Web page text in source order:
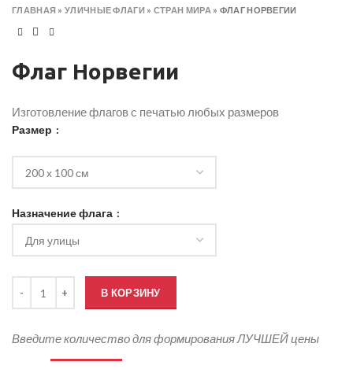
ГЛАВНАЯ »УЛИЧНЫЕ ФЛАГИ » СТРАН МИРА » ФЛАГ НОРВЕГИИ
Флаг Норвегии
Изготовление флагов с печатью любых размеров
Размер
Назначение флага
В КОРЗИНУ
Введите количество для формирования ЛУЧШЕЙ цены